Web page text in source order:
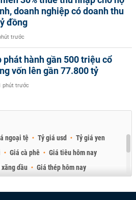
doanh nghiệp có doanh thu
đồng
trước
phát hành gần 500 triệu cổ
vốn lên gần 77.800 tỷ
phút trước
ngoại tệ Tỷ giá usd
Tỷ giá yen
Giá cà phê
Giá tiêu hôm nay
xăng dầu
Giá thép hôm nay